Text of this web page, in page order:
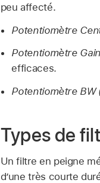
peu affecté.
Potentiomètre
Potentiomètre
efficaces.
Potentiomètre BW
Types de
Un filtre en peigne
d’une très courte